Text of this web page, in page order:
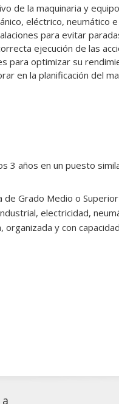
3 años en un puesto
Grado Medio o
electricidad,
y con